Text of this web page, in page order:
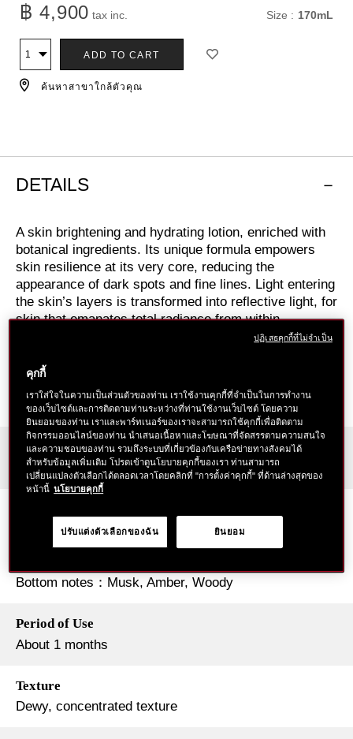
brightening-
10121256201.html
฿ 4,900 tax inc.
แบบ
Size : 170mL
ตัว
เลือก
การ
ลง
ตะกร้า
สินค้า
จำนวน ADD TO CART
ค้นหาสาขาใกล้ตัวคุณ
DETAILS
A skin brightening and hydrating lotion, enriched with
botanical ingredients. Its unique formula empowers
skin resilience at its very core, reducing the
appearance of dark spots and fine lines. Light entering
the skin’s layers is transformed into reflective light, for
skin that emanates total radiance from within.
Related Product
CONCENTRATED BRIGHTENING SOFTENER (Refill)
Skin Type
All skin types
White floral
Top notes：Bergamot, Quince, Green note
Bottom notes：Musk, Amber, Woody
Period of Use
About 1 months
Texture
Dewy, concentrated texture
คุกกี้
เราใส่ใจในความเป็นส่วนตัวของท่าน เราใช้งานคุกกี้ที่จำเป็นในการทำงาน
ของเว็บไซต์และการติดตามท่านระหว่างที่ท่านใช้งานเว็บไซต์ โดยความ
ยินยอมของท่าน เราและพาร์ทเนอร์ของเราจะสามารถใช้คุกกี้เพื่อติดตาม
กิจกรรมออนไลน์ของท่าน นำเสนอเนื้อหาและโฆษณาที่จัดสรรตามความสนใจ
และความชอบของท่าน รวมถึงระบบที่เกี่ยวข้องกับเครือข่ายทางสังคมได้
สำหรับข้อมูลเพิ่มเติม โปรดเข้าดูนโยบายคุกกี้ของเรา ท่านสามารถ
เปลี่ยนแปลงตัวเลือกได้ตลอดเวลาโดยคลิกที่ "การตั้งค่าคุกกี้" ที่ด้านล่างสุดของ
หน้านี้ นโยบายคุกกี้
ยินยอม
ปรับแต่งตัวเลือกของฉัน
ปฏิเสธคุกกี้ที่ไม่จำเป็น